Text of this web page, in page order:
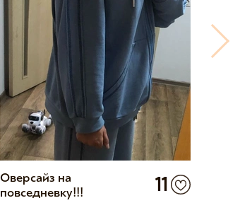
Оверсайз на
повседневку!!!
11